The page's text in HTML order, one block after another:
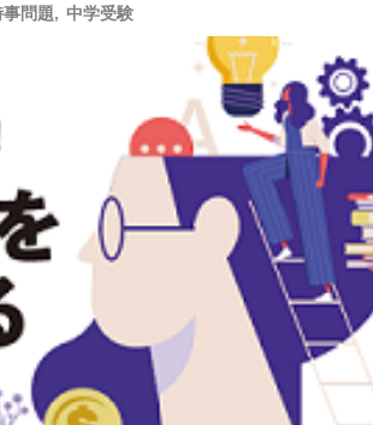
事問題 中学受験